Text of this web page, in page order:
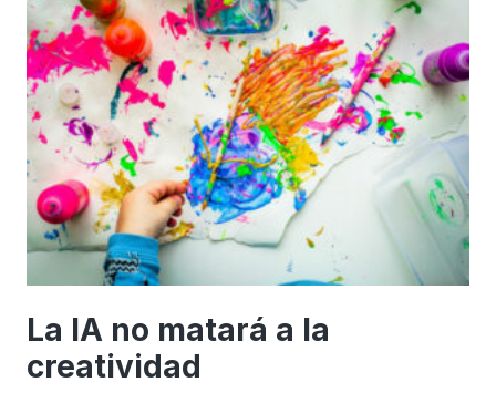
FSE
en
WordPress
para
mejorar
el
rendimiento
y
el
SEO
La IA no matará a la
creatividad